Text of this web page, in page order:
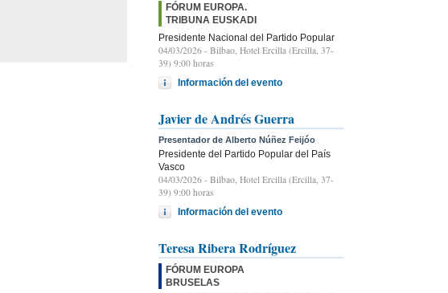
FÓRUM EUROPA.
TRIBUNA EUSKADI
Presidente Nacional del Partido Popular
04/03/2026 - Bilbao, Hotel Ercilla (Ercilla, 37-
39) 9:00 horas
Información del evento
Javier de Andrés Guerra
Presentador de Alberto Núñez Feijóo
Presidente del Partido Popular del País
Vasco
04/03/2026 - Bilbao, Hotel Ercilla (Ercilla, 37-
39) 9:00 horas
Información del evento
Teresa Ribera Rodríguez
FÓRUM EUROPA
BRUSELAS